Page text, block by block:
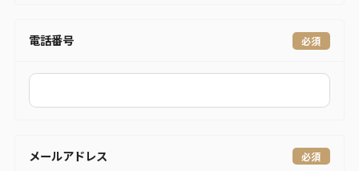
電話番号
メールアドレス